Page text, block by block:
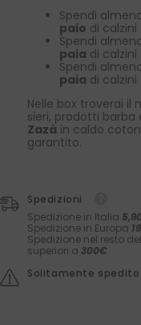
Spendi
paio di calzini
Spendi
paia di calzini
Spendi
paia di calzini
Nelle box troverai il
sieri, prodotti
Zazà in caldo
garantito.
Spedizioni
Spedizione in Italia
Spedizione in Europa
Spedizione nel resto
superiori a 300€
Solitamente